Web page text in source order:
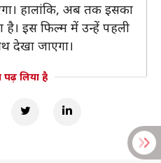
हालांकि, अब तक इसका
है। इस फिल्म में उन्हें पहली
देखा जाएगा।
लिया है